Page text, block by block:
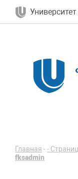
Главная --
fksadmin